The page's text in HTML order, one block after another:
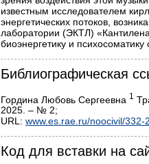
известным исследователем
энергетических потоков,
лаборатории (ЭКТЛ)
биоэнергетику и
Библиографическая
Гордина Любовь Сергеевна 1
2025. – № 2;
URL: www.es.rae.ru/noocivil/332-
Код для вставки на